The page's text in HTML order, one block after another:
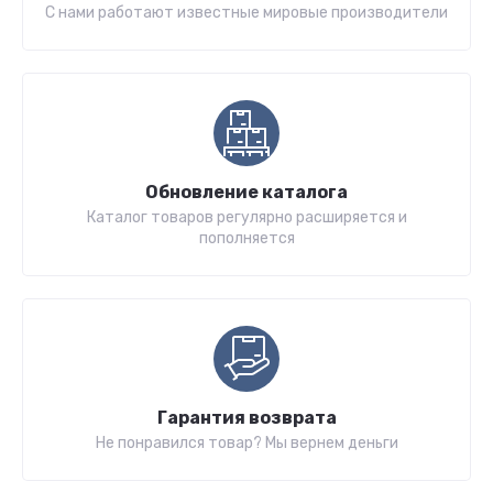
С нами работают известные мировые производители
Обновление каталога
Каталог товаров регулярно расширяется и
пополняется
Гарантия возврата
Не понравился товар? Мы вернем деньги